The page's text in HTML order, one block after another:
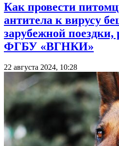
Как провести
антитела к вирусу
зарубежной поездки,
ФГБУ «ВГНКИ»
22 августа 2024, 10:28